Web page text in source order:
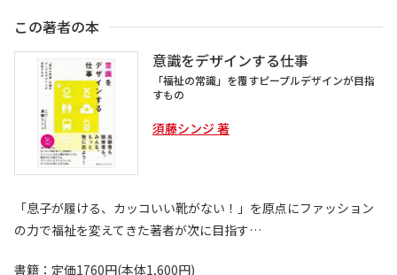
この著者の本
意識をデザインする仕事
「福祉の常識」を覆すピープルデザインが目指
すもの
須藤シンジ 著
「息子が履ける、カッコいい靴がない！」を原点にファッション
の力で福祉を変えてきた著者が次に目指す…
書籍：定価1760円(本体1,600円)